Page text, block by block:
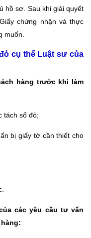
hồ sơ. Sau khi giải quyết
chứng nhận và thực
muốn.
cụ thể Luật sư của
hàng trước khi làm
tách sổ đỏ;
bị giấy tờ cần thiết cho
các yêu cầu tư vấn